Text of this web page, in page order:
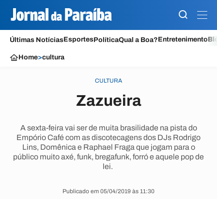
Últimas NotíciasEsportesPolíticaQual a Boa?Entretenimento
Home>cultura
CULTURA
Zazueira
A sexta-feira vai ser de muita brasilidade na pista do
Empório Café com as discotecagens dos DJs Rodrigo
Lins, Domênica e Raphael Fraga que jogam para o
público muito axé, funk, bregafunk, forró e aquele pop de
lei.
Publicado em 05/04/2019 às 11:30